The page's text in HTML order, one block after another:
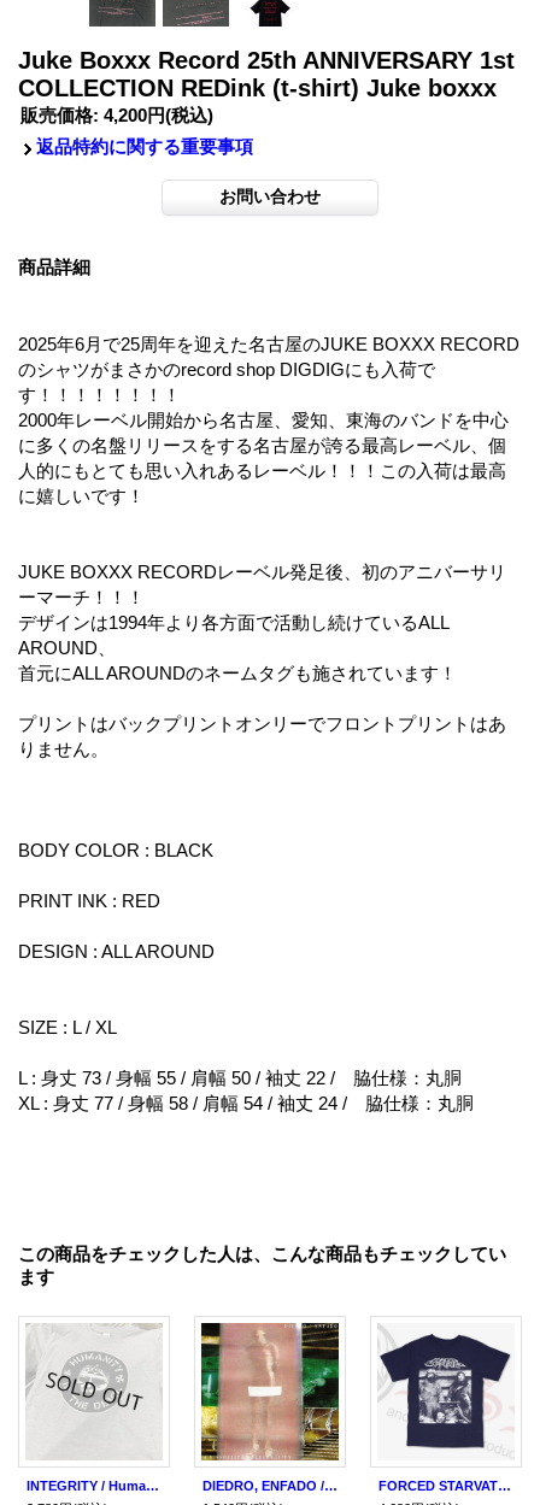
Juke Boxxx Record 25th ANNIVERSARY 1st
COLLECTION REDink (t-shirt) Juke boxxx
販売価格: 4,200円(税込)
返品特約に関する重要事項
商品詳細
2025年6月で25周年を迎えた名古屋のJUKE BOXXX RECORD
のシャツがまさかのrecord shop DIGDIGにも入荷で
す！！！！！！！！
2000年レーベル開始から名古屋、愛知、東海のバンドを中心
に多くの名盤リリースをする名古屋が誇る最高レーベル、個
人的にもとても思い入れあるレーベル！！！この入荷は最高
に嬉しいです！
JUKE BOXXX RECORDレーベル発足後、初のアニバーサリ
ーマーチ！！！
デザインは1994年より各方面で活動し続けているALL
AROUND、
首元にALL AROUNDのネームタグも施されています！
プリントはバックプリントオンリーでフロントプリントはあ
りません。
BODY COLOR : BLACK
PRINT INK : RED
DESIGN : ALL AROUND
SIZE : L / XL
L : 身丈 73 / 身幅 55 / 肩幅 50 / 袖丈 22 / 脇仕様：丸胴
XL : 身丈 77 / 身幅 58 / 肩幅 54 / 袖丈 24 / 脇仕様：丸胴
この商品をチェックした人は、こんな商品もチェックしてい
ます
INTEGRITY / Humanity 20th anniversary (t-shirt)
DIEDRO, ENFADO / split (cd) Juke boxxx
FORCED STARVATION / st db (t-shirt) Rsr